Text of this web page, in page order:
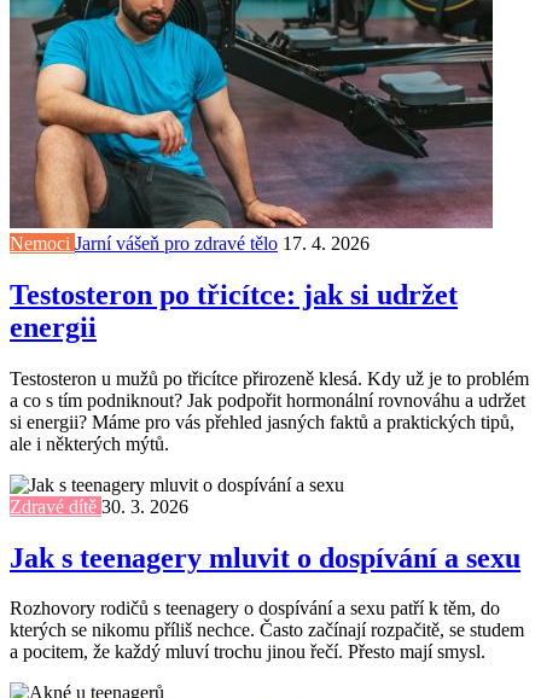
Nemoci Jarní vášeň pro zdravé tělo 17. 4. 2026
Testosteron po třicítce: jak si udržet
energii
Testosteron u mužů po třicítce přirozeně klesá. Kdy už je to problém
a co s tím podniknout? Jak podpořit hormonální rovnováhu a udržet
si energii? Máme pro vás přehled jasných faktů a praktických tipů,
ale i některých mýtů.
Zdravé dítě 30. 3. 2026
Jak s teenagery mluvit o dospívání a sexu
Rozhovory rodičů s teenagery o dospívání a sexu patří k těm, do
kterých se nikomu příliš nechce. Často začínají rozpačitě, se studem
a pocitem, že každý mluví trochu jinou řečí. Přesto mají smysl.